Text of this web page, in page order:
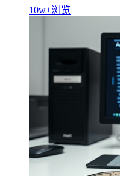
10w+浏览